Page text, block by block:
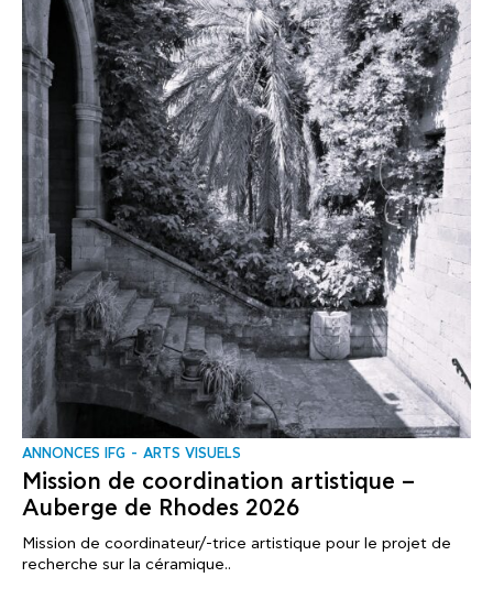
ANNONCES IFG ARTS VISUELS
Mission de coordination artistique –
Auberge de Rhodes 2026
Mission de coordinateur/-trice artistique pour le projet de
recherche sur la céramique..